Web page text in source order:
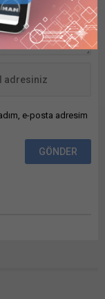
Büyüyen Otomobil
unvanını
Marka, hibrit
e-posta adresim